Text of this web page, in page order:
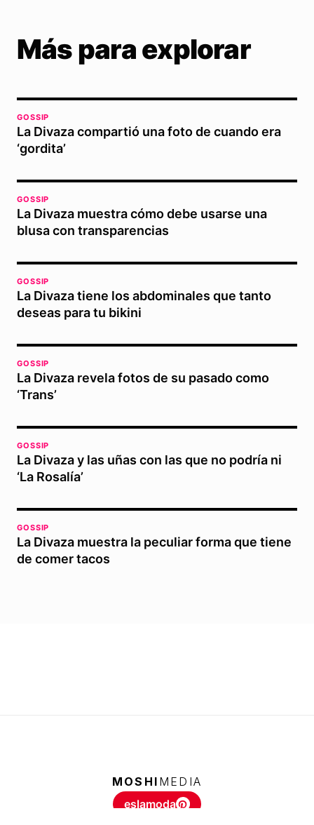
Más para explorar
GOSSIP
La Divaza compartió una foto de cuando era
‘gordita’
GOSSIP
La Divaza muestra cómo debe usarse una
blusa con transparencias
GOSSIP
La Divaza tiene los abdominales que tanto
deseas para tu bikini
GOSSIP
La Divaza revela fotos de su pasado como
‘Trans’
GOSSIP
La Divaza y las uñas con las que no podría ni
‘La Rosalía’
GOSSIP
La Divaza muestra la peculiar forma que tiene
de comer tacos
MOSHI MEDIA
eslamoda